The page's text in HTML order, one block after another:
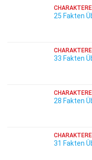
CHARAKTERE
25 Fakten
CHARAKTERE
33 Fakten
CHARAKTERE
28 Fakten
CHARAKTERE
31 Fakten